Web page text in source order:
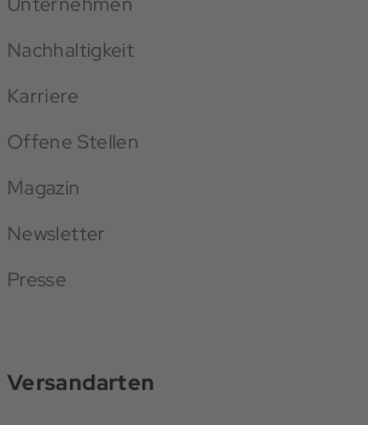
Nachhaltigkeit
Karriere
Offene Stellen
Magazin
Newsletter
Presse
Versandarten